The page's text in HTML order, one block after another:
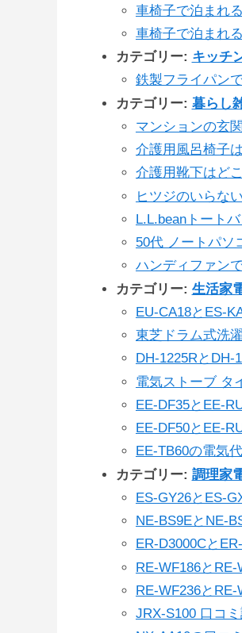
車椅子で泊まれ
車椅子で泊まれ
カテゴリー: キッチ
鉄製フライパン
カテゴリー: 暮らし
マンションの玄
介護用風呂椅子
介護用靴下はど
ヒツジのいらな
L.L.beanトート
50代 ノートパソ
ハンディファン
カテゴリー: 生活家
EU-CA18とES-
東芝ドラム式洗
DH‑1225Rと
電気ストーブ タ
EE-DF35とEE-
EE-DF50とEE-
EE-TB60の電気
カテゴリー: 調理家
ES-GY26とES-
NE-BS9EとNE-
ER-D3000Cと
RE‑WF186と
RE-WF236と
JRX-S100 口コ